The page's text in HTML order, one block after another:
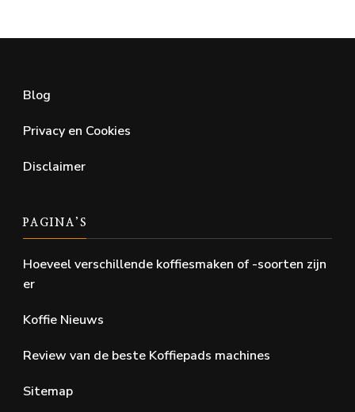
Blog
Privacy en Cookies
Disclaimer
PAGINA’S
Hoeveel verschillende koffiesmaken of -soorten zijn
er
Koffie Nieuws
Review van de beste Koffiepads machines
Sitemap